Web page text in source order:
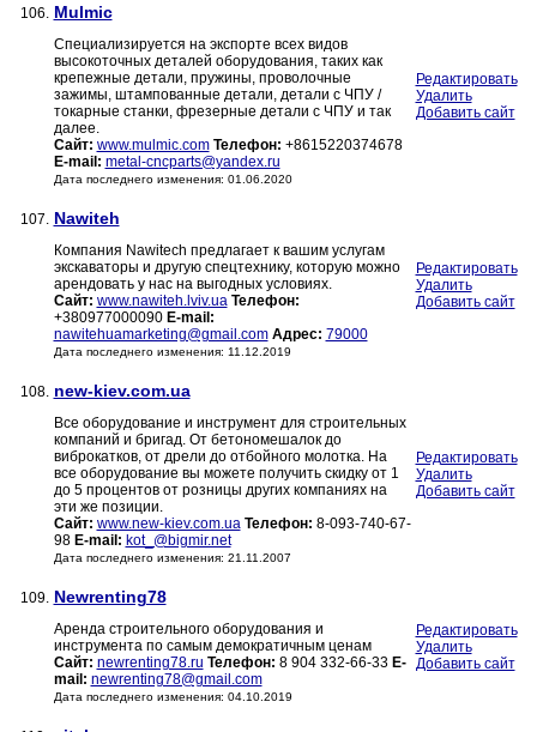
106. Mulmic
Специализируется на экспорте всех видов
высокоточных деталей оборудования, таких как
крепежные детали, пружины, проволочные
зажимы, штампованные детали, детали с ЧПУ /
токарные станки, фрезерные детали с ЧПУ и так
далее.
Сайт: www.mulmic.com Телефон: +8615220374678
E-mail: metal-cncparts@yandex.ru
Дата последнего изменения: 01.06.2020
Редактировать
Удалить
Добавить сайт
107. Nawiteh
Компания Nawitech предлагает к вашим услугам
экскаваторы и другую спецтехнику, которую можно
арендовать у нас на выгодных условиях.
Сайт: www.nawiteh.lviv.ua Телефон:
+380977000090 E-mail:
nawitehuamarketing@gmail.com Адрес: 79000
Дата последнего изменения: 11.12.2019
Редактировать
Удалить
Добавить сайт
108. new-kiev.com.ua
Все оборудование и инструмент для строительных
компаний и бригад. От бетономешалок до
виброкатков, от дрели до отбойного молотка. На
все оборудование вы можете получить скидку от 1
до 5 процентов от розницы других компаниях на
эти же позиции.
Сайт: www.new-kiev.com.ua Телефон: 8-093-740-67-
98 E-mail: kot_@bigmir.net
Дата последнего изменения: 21.11.2007
Редактировать
Удалить
Добавить сайт
109. Newrenting78
Аренда строительного оборудования и
инструмента по самым демократичным ценам
Сайт: newrenting78.ru Телефон: 8 904 332-66-33 E-
mail: newrenting78@gmail.com
Дата последнего изменения: 04.10.2019
Редактировать
Удалить
Добавить сайт